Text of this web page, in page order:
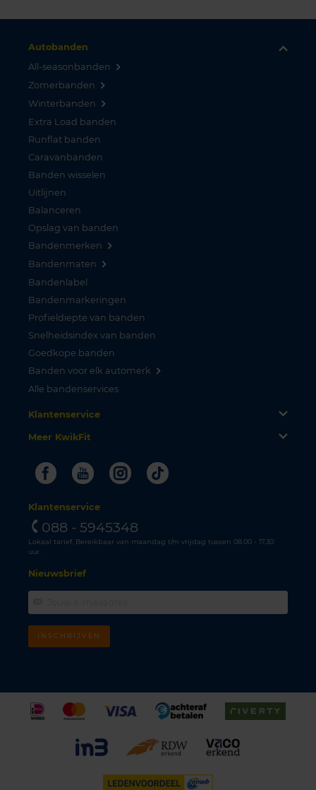
Autobanden
All-seasonbanden
Zomerbanden
Winterbanden
Extra Load banden
Runflat banden
Caravanbanden
Banden wisselen
Uitlijnen
Balanceren
Opslag van banden
Bandenmerken
Bandenmaten
Bandenlabel
Bandenmarkeringen
Profieldiepte van banden
Snelheidsindex van banden
Goedkope banden
Banden voor elk automerk
Alle bandenservices
Klantenservice
Meer KwikFit
FacebookYoutubeInstagram
Tiktok
Klantenservice
088 - 5945348
Lokaal tarief. Bereikbaar van maandag t/m vrijdag tussen 08.00 - 17.30
uur.
Nieuwsbrief
INSCHRIJVEN